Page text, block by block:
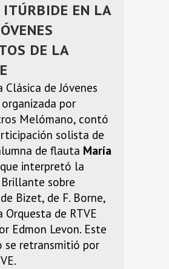
EN LA
DE LA
Clásica de Jóvenes
por
Melómano, contó
solista de
de flauta María
interpretó la
sobre
de Bizet, de F. Borne,
de RTVE
Edmon Levon. Este
se retransmitió por